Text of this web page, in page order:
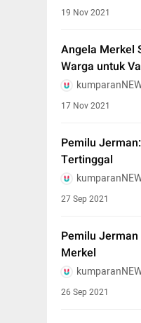
19 Nov 2021
Angela Merkel
Warga untuk
17 Nov 2021
Pemilu
Tertinggal
27 Sep 2021
Pemilu
Merkel
26 Sep 2021